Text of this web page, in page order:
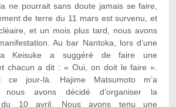
ne pourrait sans doute jamais se faire,
de terre du 11 mars est survenu, et
et un mois plus tard, nous avons
Au bar Nantoka, lors d’une
Keisuke a suggéré de faire une
chacun a dit : « Oui, on doit le faire ».
ce jour-là. Hajime Matsumoto m’a
nous avons décidé d’organiser la
du 10 avril. Nous avons tenu une